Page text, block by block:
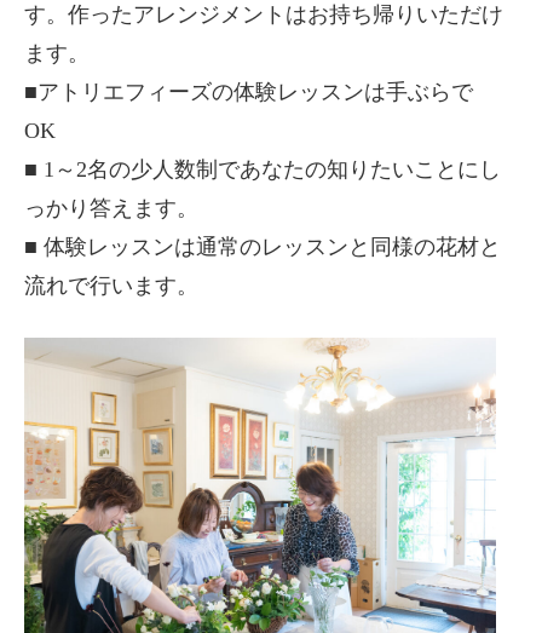
す。作ったアレンジメントはお持ち帰りいただけ
ます。
■アトリエフィーズの体験レッスンは手ぶらで
OK
■ 1～2名の少人数制であなたの知りたいことにし
っかり答えます。
■ 体験レッスンは通常のレッスンと同様の花材と
流れで行います。